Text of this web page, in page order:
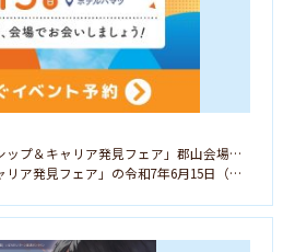
６月１５日「インターンシップ＆キャリア発見フェア」郡山会場に参加します
「インターンシップ＆キャリア発見フェア」の令和7年6月15日（日）郡山会場に参加します。お気軽にご参 […]